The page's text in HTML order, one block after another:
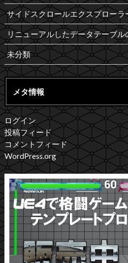
サイドスクロールエクスプローラ
リニューアルしたデータテーブル
未分類
メタ情報
ログイン
投稿フィード
コメントフィード
WordPress.org